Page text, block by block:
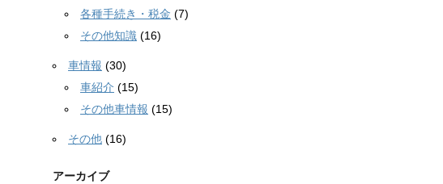
各種手続き・税金 (7)
その他知識 (16)
車情報 (30)
車紹介 (15)
その他車情報 (15)
その他 (16)
アーカイブ